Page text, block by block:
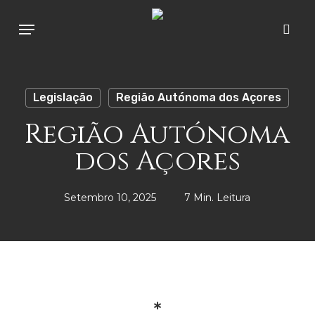
Menu
Legislação Região Autónoma dos Açores
Região Autónoma
dos Açores
Setembro 10, 2025 7 Min. Leitura
∗